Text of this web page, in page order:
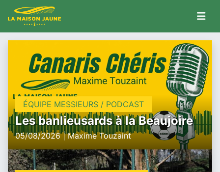
ÉQUIPE MESSIEURS / PODCAST
Les banlieusards à la Beaujoire
05/08/2026 | Maxime Touzaint